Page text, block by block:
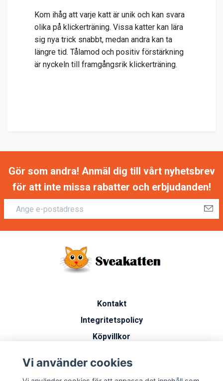
Kom ihåg att varje katt är unik och kan svara
olika på klickerträning. Vissa katter kan lära
sig nya trick snabbt, medan andra kan ta
längre tid. Tålamod och positiv förstärkning
är nyckeln till framgångsrik klickerträning.
Gör som andra! Anmäl dig till vårt nyhetsbrev
för att inte missa rabatter och erbjudanden!
Kontakt
Integritetspolicy
Köpvillkor
Vanliga frågor
Vi använder cookies